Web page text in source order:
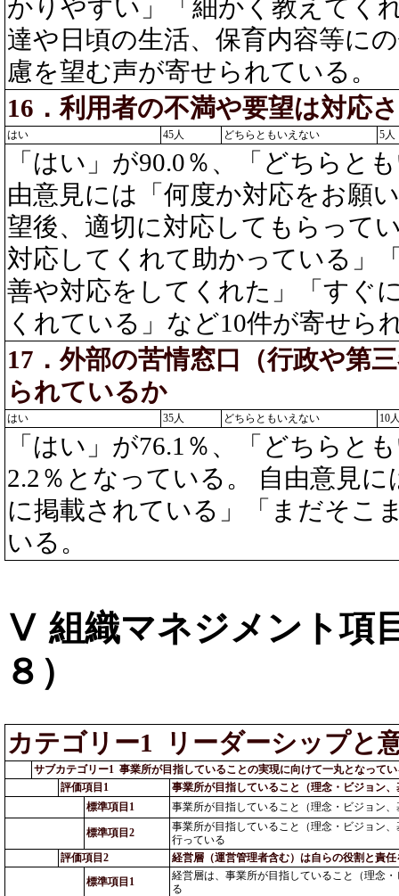
かりやすい」「細かく教えてく
達や日頃の生活、保育内容等に
慮を望む声が寄せられている。
16．利用者の不満や要望は対応
はい 45人 どちらともいえない 5人
「はい」が90.0％、「どちらと
由意見には「何度か対応をお願
望後、適切に対応してもらって
対応してくれて助かっている」
善や対応をしてくれた」「すぐ
くれている」など10件が寄せら
17．外部の苦情窓口（行政や第
られているか
はい 35人 どちらともいえない 10
「はい」が76.1％、「どちらと
2.2％となっている。 自由意見
に掲載されている」「まだそこ
いる。
Ⅴ 組織マネジメント項
８）
カテゴリー1 リーダーシップと
サブカテゴリー1 事業所が目指していることの実現に向けて一丸となって
評価項目1
事業所が目指していること（理念・ビジョン
標準項目1
事業所が目指していること（理念・ビジョン
標準項目2
事業所が目指していること（理念・ビジョン
行っている
評価項目2
経営層（運営管理者含む）は自らの役割と責
標準項目1
経営層は、事業所が目指していること（理念
る